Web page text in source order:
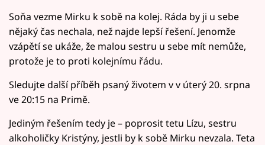
Soňa vezme Mirku k sobě na kolej. Ráda by ji u sebe
nějaký čas nechala, než najde lepší řešení. Jenomže
vzápětí se ukáže, že malou sestru u sebe mít nemůže,
protože je to proti kolejnímu řádu.
Sledujte další příběh psaný životem v v úterý 20. srpna
ve 20:15 na Primě.
Jediným řešením tedy je – poprosit tetu Lízu, sestru
alkoholičky Kristýny, jestli by k sobě Mirku nevzala. Teta